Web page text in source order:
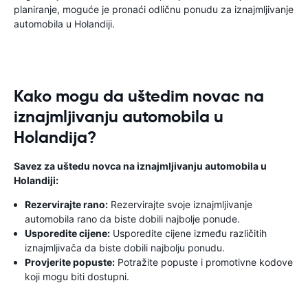
planiranje, moguće je pronaći odličnu ponudu za iznajmljivanje
automobila u Holandiji.
Kako mogu da uštedim novac na
iznajmljivanju automobila u
Holandija?
Savez za uštedu novca na iznajmljivanju automobila u
Holandiji:
Rezervirajte rano: Rezervirajte svoje iznajmljivanje
automobila rano da biste dobili najbolje ponude.
Usporedite cijene: Usporedite cijene između različitih
iznajmljivača da biste dobili najbolju ponudu.
Provjerite popuste: Potražite popuste i promotivne kodove
koji mogu biti dostupni.